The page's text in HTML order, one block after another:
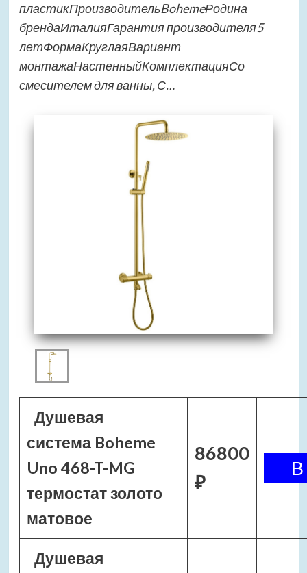
пластикПроизводительBohemeРодина
брендаИталияГарантия производителя5
летФормаКруглаяВариант
монтажаНастенныйКомплектацияСо
смесителем для ванны, С…
Душевая
система Boheme
Uno 468-T-MG
термостат золото
матовое
86800
₽
Душевая